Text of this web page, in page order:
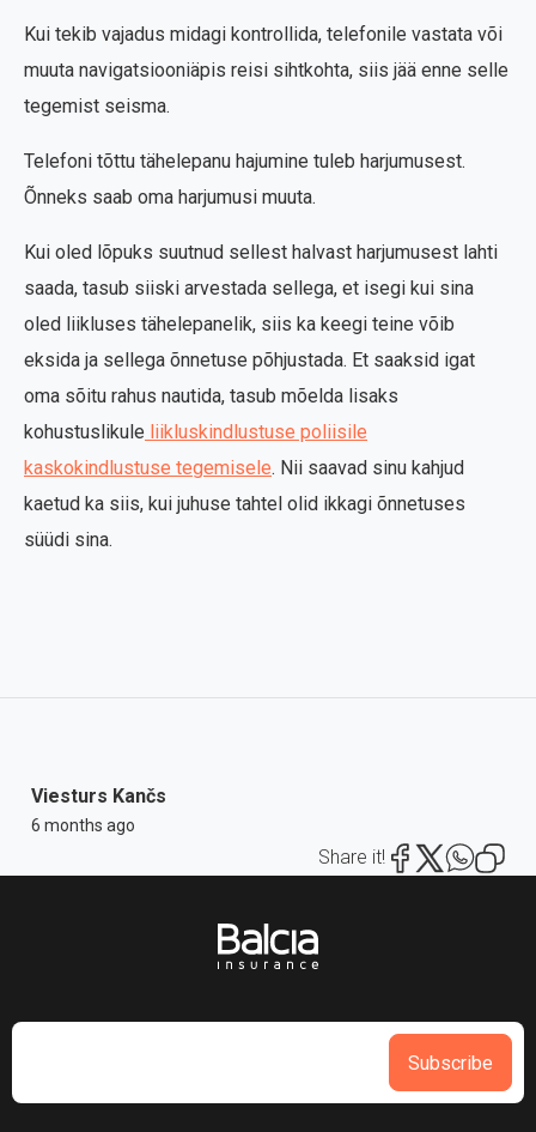
Kui tekib vajadus midagi kontrollida, telefonile vastata või
muuta navigatsiooniäpis reisi sihtkohta, siis jää enne selle
tegemist seisma.
Telefoni tõttu tähelepanu hajumine tuleb harjumusest.
Õnneks saab oma harjumusi muuta.
Kui oled lõpuks suutnud sellest halvast harjumusest lahti
saada, tasub siiski arvestada sellega, et isegi kui sina
oled liikluses tähelepanelik, siis ka keegi teine võib
eksida ja sellega õnnetuse põhjustada. Et saaksid igat
oma sõitu rahus nautida, tasub mõelda lisaks
kohustuslikule liikluskindlustuse poliisile
kaskokindlustuse tegemisele. Nii saavad sinu kahjud
kaetud ka siis, kui juhuse tahtel olid ikkagi õnnetuses
süüdi sina.
Viesturs Kančs
6 months ago
Share it!
Subscribe